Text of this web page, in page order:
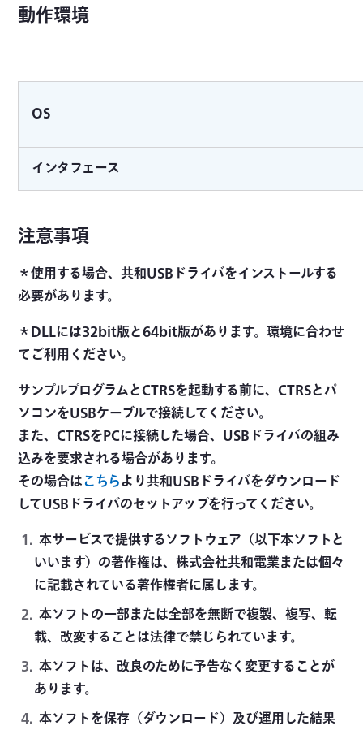
動作環境
OS
インタフェース
注意事項
＊使用する場合、共和USBドライバをインストールする
必要があります。
＊DLLには32bit版と64bit版があります。環境に合わせ
てご利用ください。
サンプルプログラムとCTRSを起動する前に、CTRSとパ
ソコンをUSBケーブルで接続してください。
また、CTRSをPCに接続した場合、USBドライバの組み
込みを要求される場合があります。
その場合はこちらより共和USBドライバをダウンロード
してUSBドライバのセットアップを行ってください。
本サービスで提供するソフトウェア（以下本ソフトと
いいます）の著作権は、株式会社共和電業または個々
に記載されている著作権者に属します。
本ソフトの一部または全部を無断で複製、複写、転
載、改変することは法律で禁じられています。
本ソフトは、改良のために予告なく変更することが
あります。
本ソフトを保存（ダウンロード）及び運用した結果